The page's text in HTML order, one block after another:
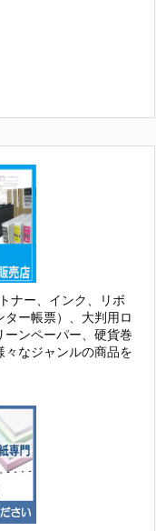
ナー、インク、リボ
ー帳票）、大判用ロ
ンペーパー、硬貨巻
々なジャンルの商品を